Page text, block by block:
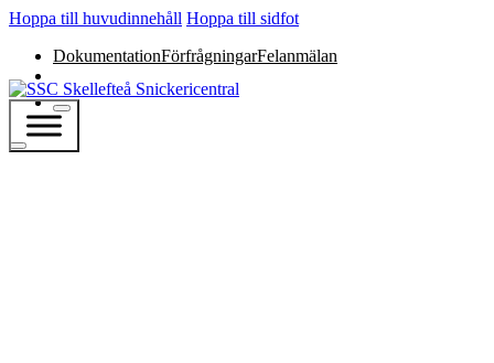
Hoppa till huvudinnehåll Hoppa till sidfot
DokumentationFörfrågningarFelanmälan